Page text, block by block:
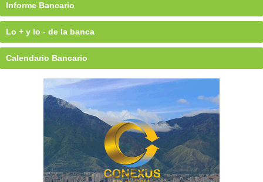
Informe Bancario
Lo + y lo - de la banca
Calendario Bancario